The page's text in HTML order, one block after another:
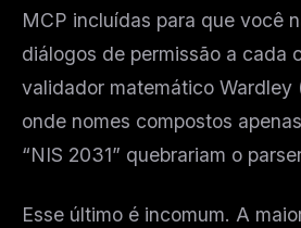
MCP incluídas para que você
diálogos de permissão a cada
validador matemático Wardley
onde nomes compostos
“NIS 2031” quebrariam o
Esse último é incomum. A